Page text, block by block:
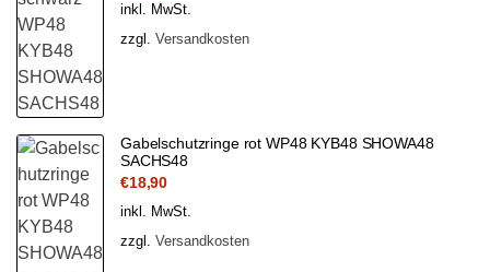
inkl. MwSt.
zzgl. Versandkosten
Gabelschutzringe rot WP48 KYB48 SHOWA48
SACHS48
€18,90
inkl. MwSt.
zzgl. Versandkosten